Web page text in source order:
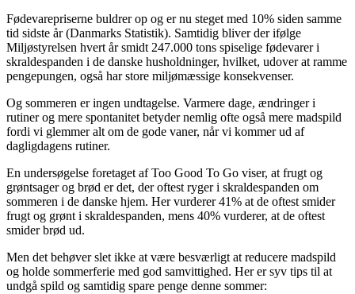
Fødevarepriserne buldrer op og er nu steget med 10% siden samme
tid sidste år (Danmarks Statistik). Samtidig bliver der ifølge
Miljøstyrelsen hvert år smidt 247.000 tons spiselige fødevarer i
skraldespanden i de danske husholdninger, hvilket, udover at ramme
pengepungen, også har store miljømæssige konsekvenser.
Og sommeren er ingen undtagelse. Varmere dage, ændringer i
rutiner og mere spontanitet betyder nemlig ofte også mere madspild
fordi vi glemmer alt om de gode vaner, når vi kommer ud af
dagligdagens rutiner.
En undersøgelse foretaget af Too Good To Go viser, at frugt og
grøntsager og brød er det, der oftest ryger i skraldespanden om
sommeren i de danske hjem. Her vurderer 41% at de oftest smider
frugt og grønt i skraldespanden, mens 40% vurderer, at de oftest
smider brød ud.
Men det behøver slet ikke at være besværligt at reducere madspild
og holde sommerferie med god samvittighed. Her er syv tips til at
undgå spild og samtidig spare penge denne sommer: